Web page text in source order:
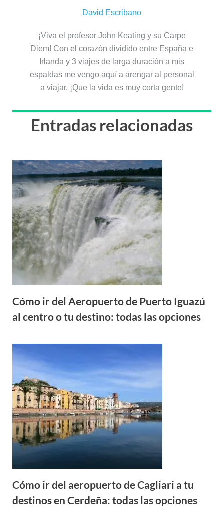
David Escribano
¡Viva el profesor John Keating y su Carpe
Diem! Con el corazón dividido entre España e
Irlanda y 3 viajes de larga duración a mis
espaldas me vengo aquí a arengar al personal
a viajar. ¡Que la vida es muy corta gente!
Entradas relacionadas
Cómo ir del Aeropuerto de Puerto Iguazú
al centro o tu destino: todas las opciones
Cómo ir del aeropuerto de Cagliari a tu
destinos en Cerdeña: todas las opciones